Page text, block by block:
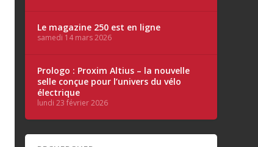
Le magazine 250 est en ligne
samedi 14 mars 2026
Prologo : Proxim Altius – la nouvelle
selle conçue pour l’univers du vélo
électrique
lundi 23 février 2026